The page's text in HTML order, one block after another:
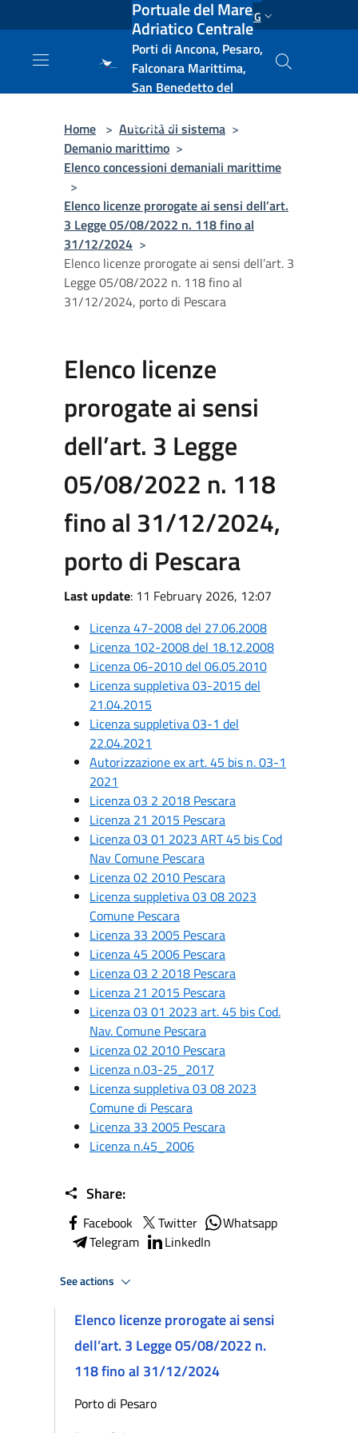
Salta al contenuto principale ENG
Portuale del Mare
Adriatico Centrale
Porti di Ancona, Pesaro,
Falconara Marittima,
San Benedetto del
e Vasto
Home > Autorità di sistema >
Demanio marittimo >
Elenco concessioni demaniali marittime
>
Elenco licenze prorogate ai sensi dell’art.
3 Legge 05/08/2022 n. 118 fino al
31/12/2024 >
Elenco licenze prorogate ai sensi dell’art. 3
Legge 05/08/2022 n. 118 fino al
31/12/2024, porto di Pescara
Elenco licenze
prorogate ai sensi
dell’art. 3 Legge
05/08/2022 n. 118
fino al 31/12/2024,
porto di Pescara
Last update: 11 February 2026, 12:07
Licenza 47-2008 del 27.06.2008
Licenza 102-2008 del 18.12.2008
Licenza 06-2010 del 06.05.2010
Licenza suppletiva 03-2015 del
21.04.2015
Licenza suppletiva 03-1 del
22.04.2021
Autorizzazione ex art. 45 bis n. 03-1
2021
Licenza 03 2 2018 Pescara
Licenza 21 2015 Pescara
Licenza 03 01 2023 ART 45 bis Cod
Nav Comune Pescara
Licenza 02 2010 Pescara
Licenza suppletiva 03 08 2023
Comune Pescara
Licenza 33 2005 Pescara
Licenza 45 2006 Pescara
Licenza 03 2 2018 Pescara
Licenza 21 2015 Pescara
Licenza 03 01 2023 art. 45 bis Cod.
Nav. Comune Pescara
Licenza 02 2010 Pescara
Licenza n.03-25_2017
Licenza suppletiva 03 08 2023
Comune di Pescara
Licenza 33 2005 Pescara
Licenza n.45_2006
Share:
Facebook Twitter
Whatsapp
Telegram
LinkedIn
See actions
Elenco licenze prorogate ai sensi
dell’art. 3 Legge 05/08/2022 n.
118 fino al 31/12/2024
Porto di Pesaro